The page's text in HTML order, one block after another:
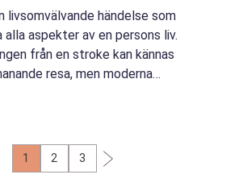
livsomvälvande händelse som
alla aspekter av en persons liv.
från en stroke kan kännas
resa, men moderna
1 2 3